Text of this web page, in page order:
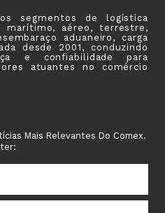
segmentos de logística
marítimo, aéreo, terrestre,
aduaneiro, carga
desde 2001, conduzindo
e confiabilidade para
atuantes no comércio
Mais Relevantes Do Comex.